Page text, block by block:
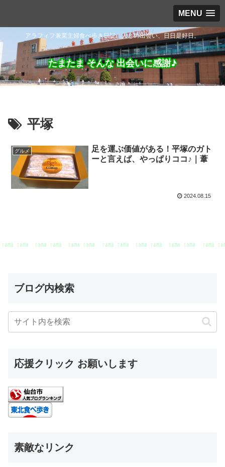
MENU
アラフィフ兼業主婦食べ歩き日記。人との出会い、日日是好日。
たまたま そんな 出会いに感謝♪
平塚
グルメ
足を運ぶ価値がある！平塚のガト
ーと言えば、やっぱりココ♪｜葦
2024.08.15
ブログ内検索
応援クリック お願いします
素敵なリンク